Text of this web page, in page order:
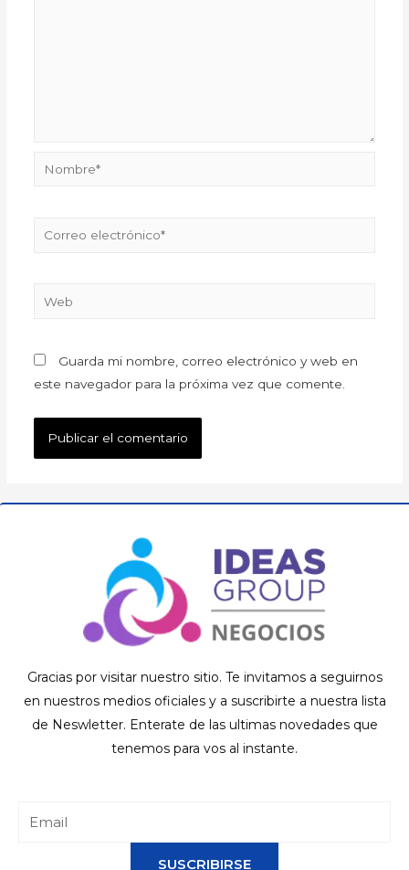
Guarda mi nombre, correo electrónico y web en
este navegador para la próxima vez que comente.
Gracias por visitar nuestro sitio. Te invitamos a seguirnos
en nuestros medios oficiales y a suscribirte a nuestra lista
de Neswletter. Enterate de las ultimas novedades que
tenemos para vos al instante.
SUSCRIBIRSE